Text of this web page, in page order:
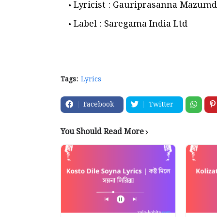
Lyricist : Gauriprasanna
Label : Saregama India Ltd
Tags: Lyrics
Facebook Twitter
You Should Read More